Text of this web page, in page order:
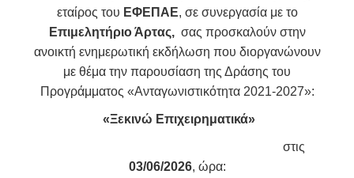
εταίρος του ΕΦΕΠΑΕ, σε συνεργασία με το
Επιμελητήριο Άρτας, σας προσκαλούν στην
ανοικτή ενημερωτική εκδήλωση που διοργανώνουν
με θέμα την παρουσίαση της Δράσης του
Προγράμματος «Ανταγωνιστικότητα 2021-2027»:
«Ξεκινώ Επιχειρηματικά»
στις
03/06/2026, ώρα: